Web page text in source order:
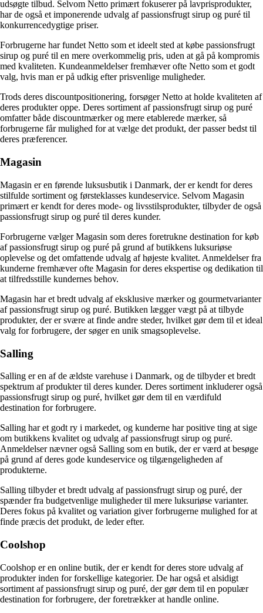
udsøgte tilbud. Selvom Netto primært fokuserer på lavprisprodukter,
har de også et imponerende udvalg af passionsfrugt sirup og puré til
konkurrencedygtige priser.
Forbrugerne har fundet Netto som et ideelt sted at købe passionsfrugt
sirup og puré til en mere overkommelig pris, uden at gå på kompromis
med kvaliteten. Kundeanmeldelser fremhæver ofte Netto som et godt
valg, hvis man er på udkig efter prisvenlige muligheder.
Trods deres discountpositionering, forsøger Netto at holde kvaliteten af
deres produkter oppe. Deres sortiment af passionsfrugt sirup og puré
omfatter både discountmærker og mere etablerede mærker, så
forbrugerne får mulighed for at vælge det produkt, der passer bedst til
deres præferencer.
Magasin
Magasin er en førende luksusbutik i Danmark, der er kendt for deres
stilfulde sortiment og førsteklasses kundeservice. Selvom Magasin
primært er kendt for deres mode- og livsstilsprodukter, tilbyder de også
passionsfrugt sirup og puré til deres kunder.
Forbrugerne vælger Magasin som deres foretrukne destination for køb
af passionsfrugt sirup og puré på grund af butikkens luksuriøse
oplevelse og det omfattende udvalg af højeste kvalitet. Anmeldelser fra
kunderne fremhæver ofte Magasin for deres ekspertise og dedikation til
at tilfredsstille kundernes behov.
Magasin har et bredt udvalg af eksklusive mærker og gourmetvarianter
af passionsfrugt sirup og puré. Butikken lægger vægt på at tilbyde
produkter, der er svære at finde andre steder, hvilket gør dem til et ideal
valg for forbrugere, der søger en unik smagsoplevelse.
Salling
Salling er en af de ældste varehuse i Danmark, og de tilbyder et bredt
spektrum af produkter til deres kunder. Deres sortiment inkluderer også
passionsfrugt sirup og puré, hvilket gør dem til en værdifuld
destination for forbrugere.
Salling har et godt ry i markedet, og kunderne har positive ting at sige
om butikkens kvalitet og udvalg af passionsfrugt sirup og puré.
Anmeldelser nævner også Salling som en butik, der er værd at besøge
på grund af deres gode kundeservice og tilgængeligheden af
produkterne.
Salling tilbyder et bredt udvalg af passionsfrugt sirup og puré, der
spænder fra budgetvenlige muligheder til mere luksuriøse varianter.
Deres fokus på kvalitet og variation giver forbrugerne mulighed for at
finde præcis det produkt, de leder efter.
Coolshop
Coolshop er en online butik, der er kendt for deres store udvalg af
produkter inden for forskellige kategorier. De har også et alsidigt
sortiment af passionsfrugt sirup og puré, der gør dem til en populær
destination for forbrugere, der foretrækker at handle online.